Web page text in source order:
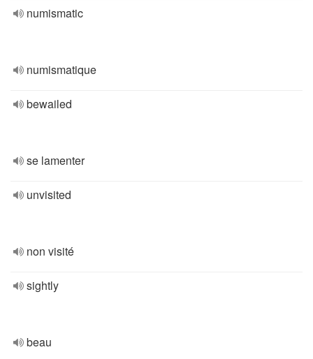
numismatic
numismatique
bewailed
se lamenter
unvisited
non visité
sightly
beau